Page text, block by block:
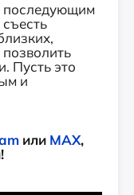
последующим
Пусть это
и
или MAX,